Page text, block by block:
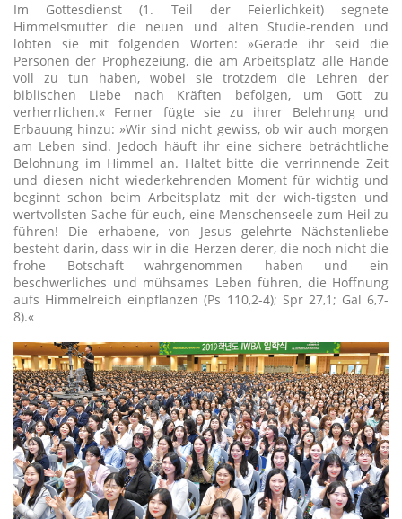
Im Gottesdienst (1. Teil der Feierlichkeit) segnete
Himmelsmutter die neuen und alten Studie-renden und
lobten sie mit folgenden Worten: »Gerade ihr seid die
Personen der Prophezeiung, die am Arbeitsplatz alle Hände
voll zu tun haben, wobei sie trotzdem die Lehren der
biblischen Liebe nach Kräften befolgen, um Gott zu
verherrlichen.« Ferner fügte sie zu ihrer Belehrung und
Erbauung hinzu: »Wir sind nicht gewiss, ob wir auch morgen
am Leben sind. Jedoch häuft ihr eine sichere beträchtliche
Belohnung im Himmel an. Haltet bitte die verrinnende Zeit
und diesen nicht wiederkehrenden Moment für wichtig und
beginnt schon beim Arbeitsplatz mit der wich-tigsten und
wertvollsten Sache für euch, eine Menschenseele zum Heil zu
führen! Die erhabene, von Jesus gelehrte Nächstenliebe
besteht darin, dass wir in die Herzen derer, die noch nicht die
frohe Botschaft wahrgenommen haben und ein
beschwerliches und mühsames Leben führen, die Hoffnung
aufs Himmelreich einpflanzen (Ps 110,2-4); Spr 27,1; Gal 6,7-
8).«